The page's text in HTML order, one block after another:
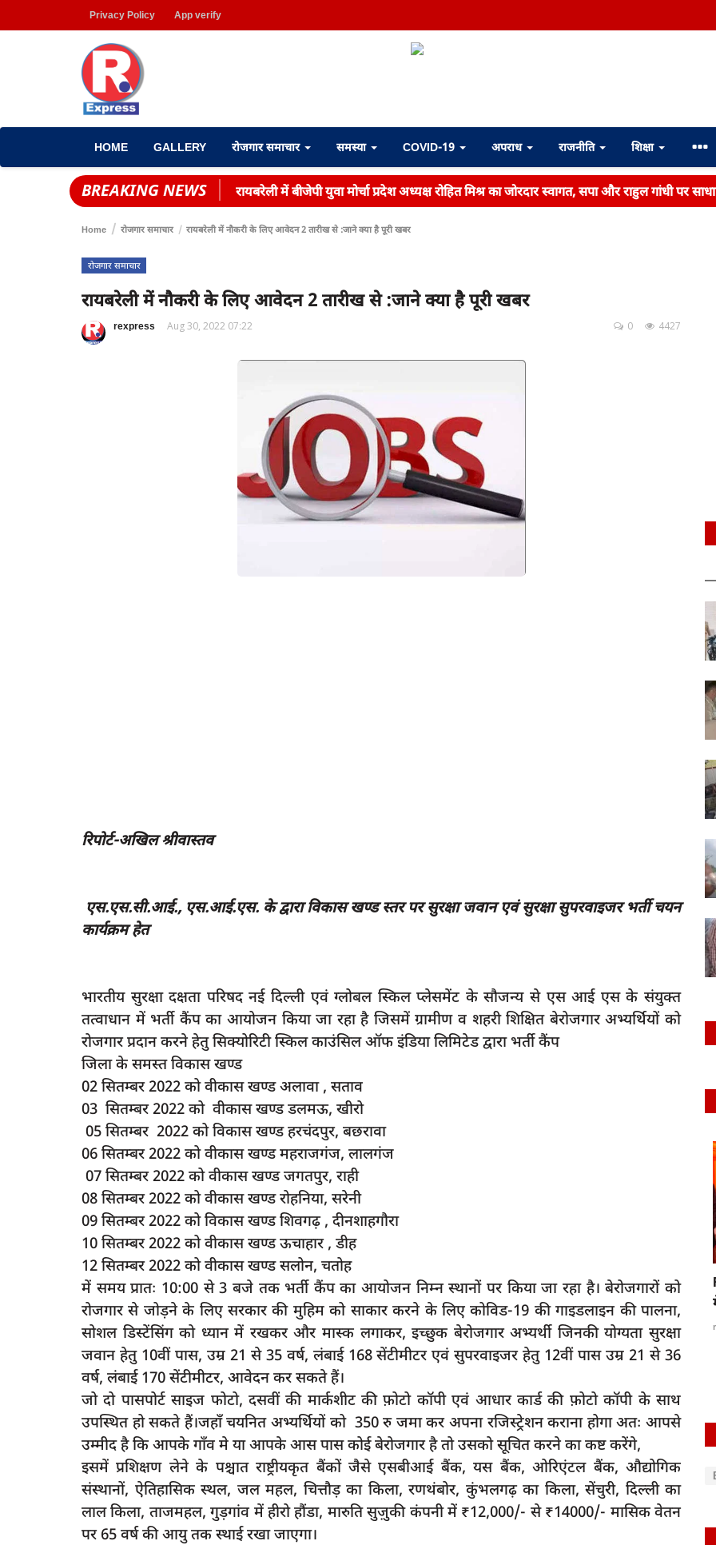
Privacy Policy App verify
HOME GALLERY रोजगार समाचार समस्या COVID-19 अपराध राजनीति शिक्षा
BREAKING NEWS रायबरेली में बीजेपी युवा मोर्चा प्रदेश अध्यक्ष रोहित मिश्र का जोरदार स्वागत, सपा और राहुल गांधी पर
Home रोजगार समाचार रायबरेली में नौकरी के लिए आवेदन 2 तारीख से :जाने क्या है पूरी खबर
रोजगार समाचार
रायबरेली में नौकरी के लिए आवेदन 2 तारीख से :जाने क्या है पूरी खबर
rexpress Aug 30, 2022 07:22 4427
0
रिपोर्ट-अखिल श्रीवास्तव
एस.एस.सी.आई., एस.आई.एस. के द्वारा विकास खण्ड स्तर पर सुरक्षा जवान एवं सुरक्षा सुपरवाइजर भर्ती चयन
कार्यक्रम हेत
भारतीय सुरक्षा दक्षता परिषद नई दिल्ली एवं ग्लोबल स्किल प्लेसमेंट के सौजन्य से एस आई एस के संयुक्त
तत्वाधान में भर्ती कैंप का आयोजन किया जा रहा है जिसमें ग्रामीण व शहरी शिक्षित बेरोजगार अभ्यर्थियों को
रोजगार प्रदान करने हेतु सिक्योरिटी स्किल काउंसिल ऑफ इंडिया लिमिटेड द्वारा भर्ती कैंप
जिला के समस्त विकास खण्ड
02 सितम्बर 2022 को वीकास खण्ड अलावा , सताव
03 सितम्बर 2022 को वीकास खण्ड डलमऊ, खीरो
05 सितम्बर 2022 को विकास खण्ड हरचंदपुर, बछरावा
06 सितम्बर 2022 को वीकास खण्ड महराजगंज, लालगंज
07 सितम्बर 2022 को वीकास खण्ड जगतपुर, राही
08 सितम्बर 2022 को वीकास खण्ड रोहनिया, सरेनी
09 सितम्बर 2022 को विकास खण्ड शिवगढ़ , दीनशाहगौरा
10 सितम्बर 2022 को वीकास खण्ड ऊचाहार , डीह
12 सितम्बर 2022 को वीकास खण्ड सलोन, चतोह
में समय प्रातः 10:00 से 3 बजे तक भर्ती कैंप का आयोजन निम्न स्थानों पर किया जा रहा है। बेरोजगारों को
रोजगार से जोड़ने के लिए सरकार की मुहिम को साकार करने के लिए कोविड-19 की गाइडलाइन की पालना,
सोशल डिस्टेंसिंग को ध्यान में रखकर और मास्क लगाकर, इच्छुक बेरोजगार अभ्यर्थी जिनकी योग्यता सुरक्षा
जवान हेतु 10वीं पास, उम्र 21 से 35 वर्ष, लंबाई 168 सेंटीमीटर एवं सुपरवाइजर हेतु 12वीं पास उम्र 21 से 36
वर्ष, लंबाई 170 सेंटीमीटर, आवेदन कर सकते हैं।
जो दो पासपोर्ट साइज फोटो, दसवीं की मार्कशीट की फ़ोटो कॉपी एवं आधार कार्ड की फ़ोटो कॉपी के साथ
उपस्थित हो सकते हैं।जहाँ चयनित अभ्यर्थियों को 350 रु जमा कर अपना रजिस्ट्रेशन कराना होगा अतः आपसे
उम्मीद है कि आपके गाँव मे या आपके आस पास कोई बेरोजगार है तो उसको सूचित करने का कष्ट करेंगे,
इसमें प्रशिक्षण लेने के पश्चात राष्ट्रीयकृत बैंकों जैसे एसबीआई बैंक, यस बैंक, ओरिएंटल बैंक, औद्योगिक
संस्थानों, ऐतिहासिक स्थल, जल महल, चित्तौड़ का किला, रणथंबोर, कुंभलगढ़ का किला, सेंचुरी, दिल्ली का
लाल किला, ताजमहल, गुड़गांव में हीरो हौंडा, मारुति सुज़ुकी कंपनी में ₹12,000/- से ₹14000/- मासिक वेतन
पर 65 वर्ष की आयु तक स्थाई रखा जाएगा।
कोरिहर में सास बेटा
latest
रायबरेली में स्मार्ट मीटर से परेशान उपभोक्ता, गलत
बिलों...
rexpress Oct 6, 2025 556
Raebareli 'प्रभारी मंत्री विकसित भारत संकल्प यात्रा
में...
rexpress Dec 6, 2023 0 284